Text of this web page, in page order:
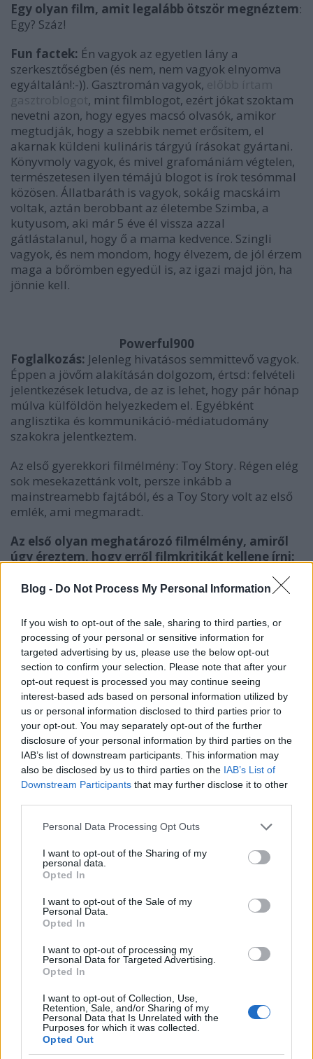
Blog - Do Not Process My Personal Information
If you wish to opt-out of the sale, sharing to third parties, or
processing of your personal or sensitive information for
targeted advertising by us, please use the below opt-out
section to confirm your selection. Please note that after your
opt-out request is processed you may continue seeing
interest-based ads based on personal information utilized by
us or personal information disclosed to third parties prior to
your opt-out. You may separately opt-out of the further
disclosure of your personal information by third parties on the
IAB’s list of downstream participants. This information may
also be disclosed by us to third parties on the IAB’s List of
Downstream Participants that may further disclose it to other
Please note that this website/app uses one or more Google
not limited to your visit or usage behaviour. You may click to
grant or deny consent to Google and its third-party tags to
use your data for below specified purposes in below Google
consent section.
Personal Data Processing Opt Outs
I want to opt-out of the Sharing of my
personal data.
Opted In
I want to opt-out of the Sale of my
Personal Data.
Opted In
I want to opt-out of processing my
Personal Data for Targeted Advertising.
Opted In
I want to opt-out of Collection, Use,
Retention, Sale, and/or Sharing of my
Personal Data that Is Unrelated with the
Purposes for which it was collected.
Opted Out
Egy olyan film, amit legalább ötször megnéztem:
Egy? Száz!
Fun factek: Én vagyok az egyetlen lány a
szerkesztőségben (és nem, nem vagyok elnyomva
egyáltalán!:-)). Gasztromán vagyok,
, mint filmblogot, ezért jókat szoktam
nevetni azon, hogy egyes macsó olvasók, amikor
megtudják, hogy a szebbik nemet erősítem, el
akarnak küldeni kulináris tárgyú írásokat gyártani.
Könyvmoly vagyok, és mivel grafomániám végtelen,
természetesen ilyen témájú blogot is írok tesómmal
közösen. Állatbaráth is vagyok, sokáig macskáim
voltak, aztán berobbant az életembe Szimba, a
kutyusom, aki már 5 éve él vissza azzal
gátlástalanul, hogy ő a mama kedvence. Szingli
vagyok, és nem mondom, hogy élvezem, de jól érzem
maga a bőrömben egyedül is, az igazi majd jön, ha
jönnie kell.
Powerful900
Foglalkozás: Jelenleg hivatásos semmittevő vagyok.
Éppen a jövőm alakításán dolgozom, értsd: felvételi
jelentkezések letudva, de az is lehet, hogy pár hónap
múlva külföldön helyezkedem el. Egyébként
anglisztika és kommunikáció-médiatudomány
szakokra jelentkeztem.
Az első gyerekkori filmélmény: Toy Story. Régen elég
sok mesekazettánk volt, persze inkább a
mainstreamebb fajtából, és a Toy Story volt az első
emlék, ami megmaradt.
Az első olyan meghatározó filmélmény, amiről
úgy éreztem, hogy erről filmkritikát kellene írni:
kezdtem el blogolni, nem volt ilyenfajta "kezdőlökés"
blogolás ötlete, aztán írtam azokról a filmekről,
amiket láttam. Ennyire egyszerű.
Kedvenc magyar film:A tanú
Kedvenc Oscar-díjas film:Amerikai szépség
Top 3 kedvenc színész / színésznő:Jack Nicholson,
Daniel Day-Lewis, Christian Bale. Hölgyeknél olyan
kiugró kedvenceim nincsenek, de Anne Hathaway-be
szerelmes vagyok. :D
szurkoló vagyok, nem láttam még egy Trónok harca
epizódot sem, utálom a magas alkoholtartalmú
hülyeségnek tartom.
Werewolfrulez